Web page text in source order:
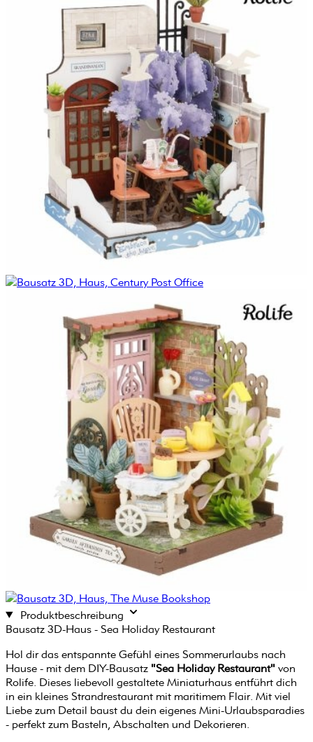
Produktbeschreibung
Bausatz 3D-Haus - Sea Holiday Restaurant
Hol dir das entspannte Gefühl eines Sommerurlaubs nach
Hause - mit dem DIY-Bausatz "Sea Holiday Restaurant" von
Rolife. Dieses liebevoll gestaltete Miniaturhaus entführt dich
in ein kleines Strandrestaurant mit maritimem Flair. Mit viel
Liebe zum Detail baust du dein eigenes Mini-Urlaubsparadies
- perfekt zum Basteln, Abschalten und Dekorieren.